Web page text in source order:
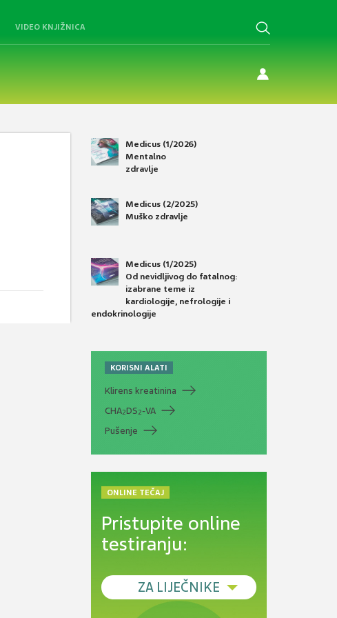
VIDEO KNJIŽNICA
Medicus (1/2026)
Mentalno
zdravlje
Medicus (2/2025)
Muško zdravlje
Medicus (1/2025)
Od nevidljivog do fatalnog:
izabrane teme iz
kardiologije, nefrologije i
endokrinologije
KORISNI ALATI
Klirens kreatinina
CHA2DS2-VA
Pušenje
ONLINE TEČAJ
Pristupite online
testiranju:
ZA LIJEČNIKE